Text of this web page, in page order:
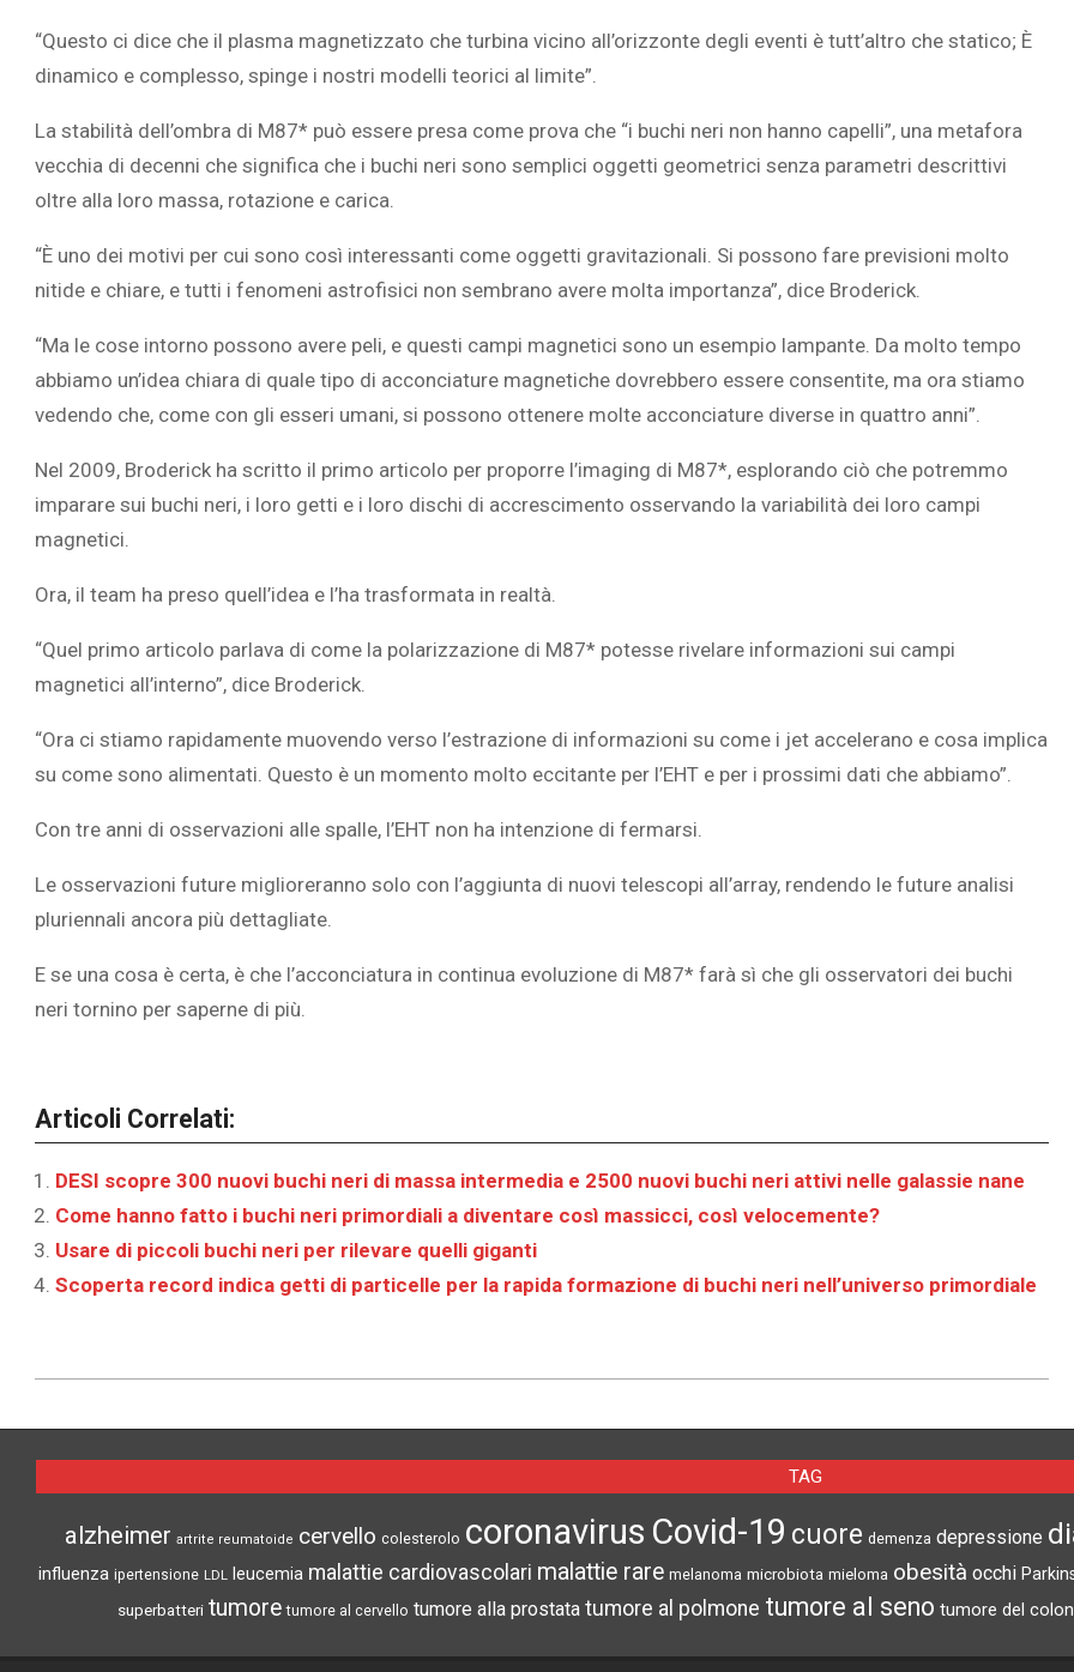
“Questo ci dice che il plasma magnetizzato che turbina vicino all’orizzonte degli eventi è tutt’altro che statico; È
dinamico e complesso, spinge i nostri modelli teorici al limite”.
La stabilità dell’ombra di M87* può essere presa come prova che “i buchi neri non hanno capelli”, una metafora
vecchia di decenni che significa che i buchi neri sono semplici oggetti geometrici senza parametri descrittivi
oltre alla loro massa, rotazione e carica.
“È uno dei motivi per cui sono così interessanti come oggetti gravitazionali. Si possono fare previsioni molto
nitide e chiare, e tutti i fenomeni astrofisici non sembrano avere molta importanza”, dice Broderick.
“Ma le cose intorno possono avere peli, e questi campi magnetici sono un esempio lampante. Da molto tempo
abbiamo un’idea chiara di quale tipo di acconciature magnetiche dovrebbero essere consentite, ma ora stiamo
vedendo che, come con gli esseri umani, si possono ottenere molte acconciature diverse in quattro anni”.
Nel 2009, Broderick ha scritto il primo articolo per proporre l’imaging di M87*, esplorando ciò che potremmo
imparare sui buchi neri, i loro getti e i loro dischi di accrescimento osservando la variabilità dei loro campi
magnetici.
Ora, il team ha preso quell’idea e l’ha trasformata in realtà.
“Quel primo articolo parlava di come la polarizzazione di M87* potesse rivelare informazioni sui campi
magnetici all’interno”, dice Broderick.
“Ora ci stiamo rapidamente muovendo verso l’estrazione di informazioni su come i jet accelerano e cosa implica
su come sono alimentati. Questo è un momento molto eccitante per l’EHT e per i prossimi dati che abbiamo”.
Con tre anni di osservazioni alle spalle, l’EHT non ha intenzione di fermarsi.
Le osservazioni future miglioreranno solo con l’aggiunta di nuovi telescopi all’array, rendendo le future analisi
pluriennali ancora più dettagliate.
E se una cosa è certa, è che l’acconciatura in continua evoluzione di M87* farà sì che gli osservatori dei buchi
neri tornino per saperne di più.
Articoli Correlati:
DESI scopre 300 nuovi buchi neri di massa intermedia e 2500 nuovi buchi neri attivi nelle galassie nane
Come hanno fatto i buchi neri primordiali a diventare così massicci, così velocemente?
Usare di piccoli buchi neri per rilevare quelli giganti
Scoperta record indica getti di particelle per la rapida formazione di buchi neri nell’universo primordiale
TAG
alzheimer artrite reumatoide cervello colesterolo coronavirus Covid-19 cuore demenza depressione
influenza ipertensione LDL leucemia malattie cardiovascolari malattie rare melanoma microbiota mieloma obesità occhi
superbatteri tumore tumore al cervello tumore alla prostata tumore al polmone tumore al seno tumore del colon